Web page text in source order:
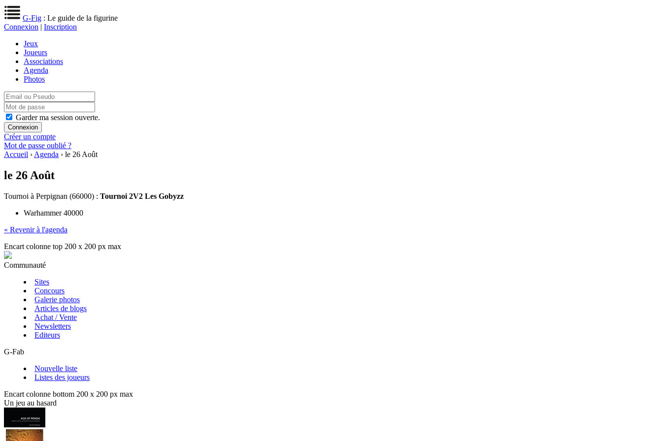
G-Fig : Le guide de la figurine
Connexion | Inscription
Jeux
Joueurs
Associations
Agenda
Photos
Garder ma session ouverte.
Créer un compte
Mot de passe oublié ?
Accueil › Agenda › le 26 Août
le 26 Août
Tournoi à Perpignan (66000) : Tournoi 2V2 Les Gobyzz
Warhammer 40000
« Revenir à l'agenda
Encart colonne top 200 x 200 px max
Communauté
Sites
Concours
Galerie photos
Articles de blogs
Achat / Vente
Newsletters
Editeurs
G-Fab
Nouvelle liste
Listes des joueurs
Encart colonne bottom 200 x 200 px max
Un jeu au hasard